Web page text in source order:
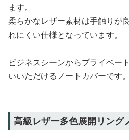
ます。
柔らかなレザー素材は手触りが
れにくい仕様となっています。
ビジネスシーンからプライベー
いいただけるノートカバーです。
高級レザー多色展開リング